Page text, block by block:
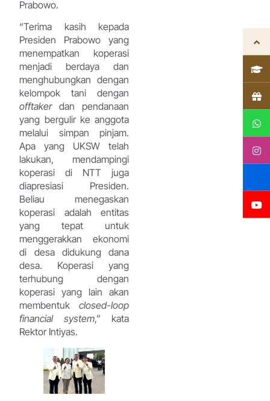
Prabowo.
“Terima kasih kepada
Presiden Prabowo yang
menempatkan koperasi
menjadi berdaya dan
menghubungkan dengan
kelompok tani dengan
offtakerdan pendanaan
yang bergulir ke anggota
melalui simpan pinjam.
Apa yang UKSW telah
lakukan, mendampingi
koperasi di NTT juga
diapresiasi Presiden.
Beliau menegaskan
koperasi adalah entitas
yang tepat untuk
menggerakkan ekonomi
di desa didukung dana
desa. Koperasi yang
terhubung dengan
koperasi yang lain akan
membentuk closed-loop
financial system,” kata
Rektor Intiyas.